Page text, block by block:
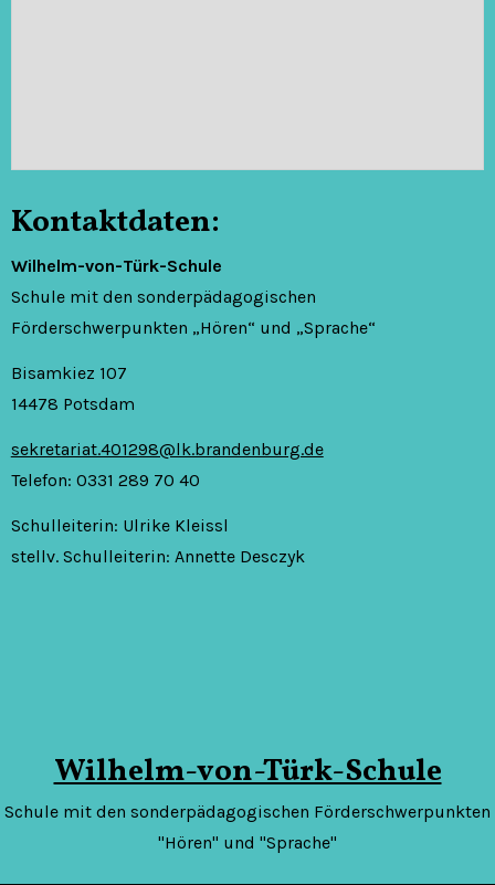
Kontaktdaten:
Wilhelm-von-Türk-Schule
Schule mit den sonderpädagogischen
Förderschwerpunkten „Hören“ und „Sprache“
Bisamkiez 107
14478 Potsdam
sekretariat.401298@lk.brandenburg.de
Telefon: 0331 289 70 40
Schulleiterin: Ulrike Kleissl
stellv. Schulleiterin: Annette Desczyk
Wilhelm-von-Türk-Schule
Schule mit den sonderpädagogischen Förderschwerpunkten
"Hören" und "Sprache"